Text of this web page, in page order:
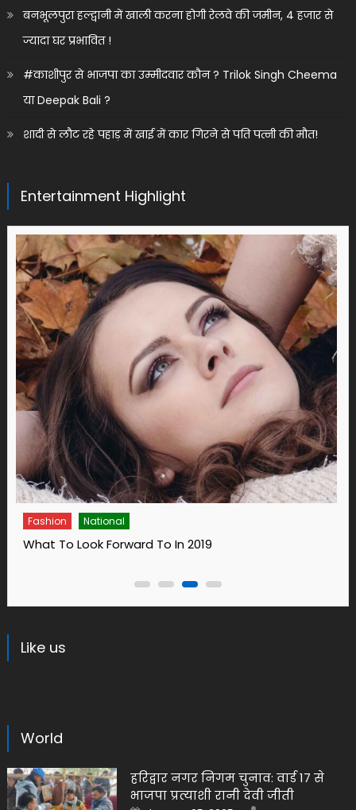
बनभूलपुरा हल्द्वानी में खाली करना होगी रेलवे की जमीन, 4 हजार से
ज्यादा घर प्रभावित !
#काशीपुर से भाजपा का उम्मीदवार कौन ? Trilok Singh Cheema
या Deepak Bali ?
शादी से लौट रहे पहाड़ में खाई में कार गिरने से पति पत्नी की मौत!
Entertainment Highlight
Fashion
14 Ways To Bring Wellness Into Your Life In 2019
Like us
World
हरिद्वार नगर निगम चुनाव: वार्ड 17 से
भाजपा प्रत्याशी रानी देवी जीती